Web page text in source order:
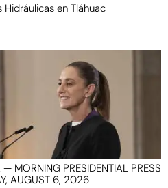
en Tláhuac
MORNING PRESIDENTIAL PRESS
AUGUST 6, 2026